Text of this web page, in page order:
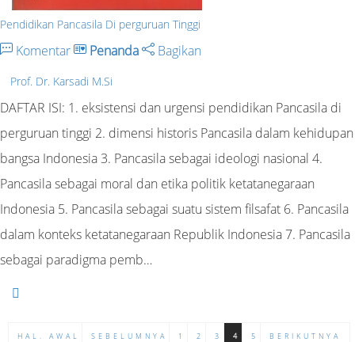
Pendidikan Pancasila Di perguruan Tinggi
Komentar Penanda Bagikan
Prof. Dr. Karsadi M.Si
DAFTAR ISI: 1. eksistensi dan urgensi pendidikan Pancasila di
perguruan tinggi 2. dimensi historis Pancasila dalam kehidupan
bangsa Indonesia 3. Pancasila sebagai ideologi nasional 4.
Pancasila sebagai moral dan etika politik ketatanegaraan
Indonesia 5. Pancasila sebagai suatu sistem filsafat 6. Pancasila
dalam konteks ketatanegaraan Republik Indonesia 7. Pancasila
sebagai paradigma pemb…
HAL. AWAL SEBELUMNYA 1 2 3 4 5 BERIKUTNYA